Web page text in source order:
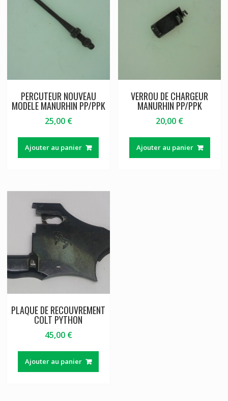
PERCUTEUR NOUVEAU
MODELE MANURHIN PP/PPK
25,00 €
Ajouter au panier
VERROU DE CHARGEUR
MANURHIN PP/PPK
20,00 €
Ajouter au panier
PLAQUE DE RECOUVREMENT
COLT PYTHON
45,00 €
Ajouter au panier